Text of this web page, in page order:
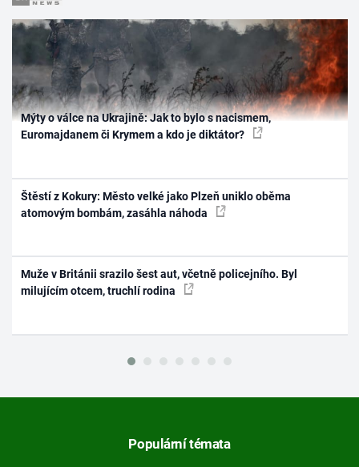
Mýty o válce na Ukrajině: Jak to bylo s nacismem,
Euromajdanem či Krymem a kdo je diktátor?
Štěstí z Kokury: Město velké jako Plzeň uniklo oběma
atomovým bombám, zasáhla náhoda
Muže v Británii srazilo šest aut, včetně policejního. Byl
milujícím otcem, truchlí rodina
Populární témata